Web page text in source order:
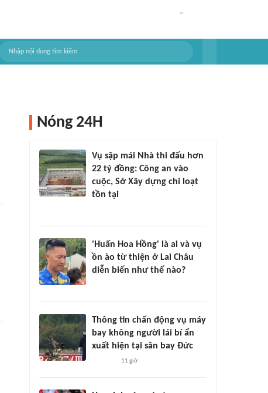
Nóng 24H
Vụ sập mái Nhà thi đấu hơn
22 tỷ đồng: Công an vào
cuộc, Sở Xây dựng chỉ loạt
tồn tại
'Huấn Hoa Hồng' là ai và vụ
ồn ào từ thiện ở Lai Châu
diễn biến như thế nào?
Thông tin chấn động vụ máy
bay không người lái bí ẩn
xuất hiện tại sân bay Đức
11 giờ